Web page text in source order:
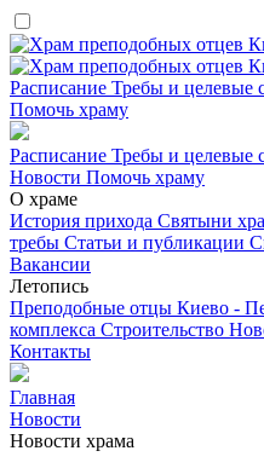
Расписание Требы и целевые
Помочь храму
Расписание Требы и целевые
Новости Помочь храму
О храме
История прихода Святыни
требы Статьи и публикации
Вакансии
Летопись
Преподобные отцы Киево -
комплекса Строительство
Контакты
Главная
Новости
Новости храма